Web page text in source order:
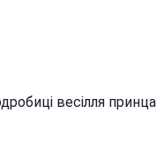
весілля принца